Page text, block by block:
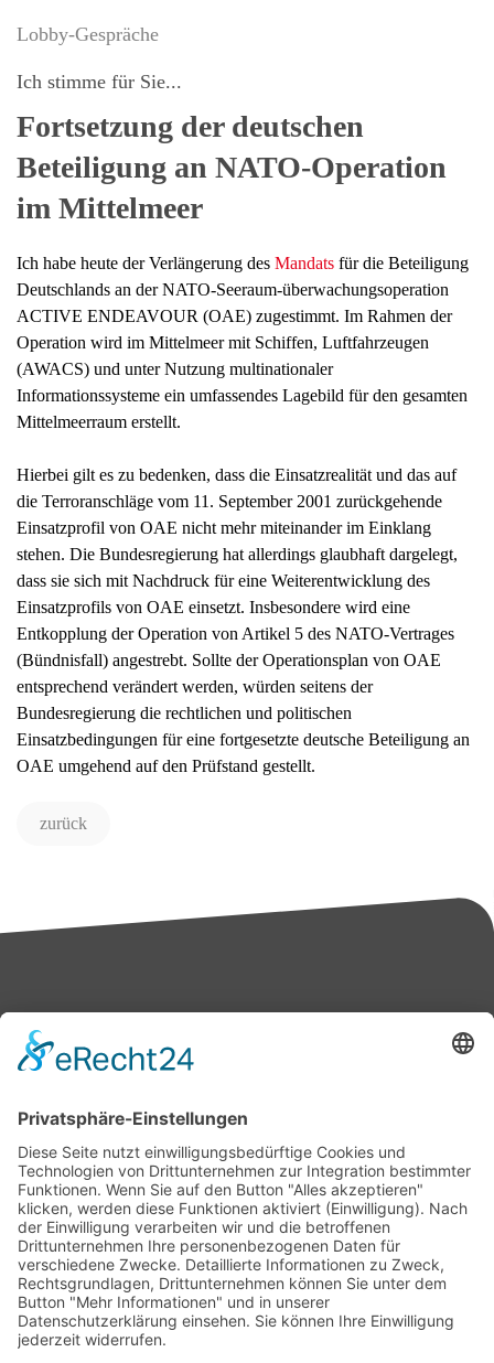
Lobby-Gespräche
Ich stimme für Sie...
Fortsetzung der deutschen
Beteiligung an NATO-Operation
im Mittelmeer
Ich habe heute der Verlängerung des Mandats für die Beteiligung
Deutschlands an der NATO-Seeraum-überwachungsoperation
ACTIVE ENDEAVOUR (OAE) zugestimmt. Im Rahmen der
Operation wird im Mittelmeer mit Schiffen, Luftfahrzeugen
(AWACS) und unter Nutzung multinationaler
Informationssysteme ein umfassendes Lagebild für den gesamten
Mittelmeerraum erstellt.
Hierbei gilt es zu bedenken, dass die Einsatzrealität und das auf
die Terroranschläge vom 11. September 2001 zurückgehende
Einsatzprofil von OAE nicht mehr miteinander im Einklang
stehen. Die Bundesregierung hat allerdings glaubhaft dargelegt,
dass sie sich mit Nachdruck für eine Weiterentwicklung des
Einsatzprofils von OAE einsetzt. Insbesondere wird eine
Entkopplung der Operation von Artikel 5 des NATO-Vertrages
(Bündnisfall) angestrebt. Sollte der Operationsplan von OAE
entsprechend verändert werden, würden seitens der
Bundesregierung die rechtlichen und politischen
Einsatzbedingungen für eine fortgesetzte deutsche Beteiligung an
OAE umgehend auf den Prüfstand gestellt.
zurück
Mitglied des Deutschen Bundestages
Presse & Downloads
Pressemitteilungen
Pressefotos
BASis Info
Newsletter-Abo